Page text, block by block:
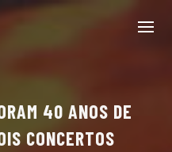
40 ANOS DE
CONCERTOS